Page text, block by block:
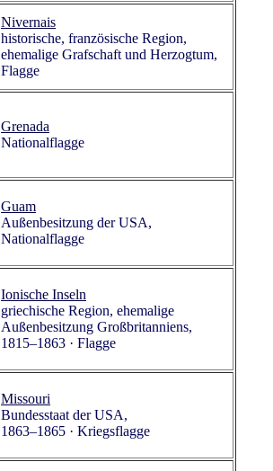
Nivernais
historische, französische Region,
ehemalige Grafschaft und Herzogtum,
Flagge
Grenada
Nationalflagge
Guam
Außenbesitzung der USA,
Nationalflagge
Ionische Inseln
griechische Region, ehemalige
Außenbesitzung Großbritanniens,
1815–1863 · Flagge
Missouri
Bundesstaat der USA,
1863–1865 · Kriegsflagge